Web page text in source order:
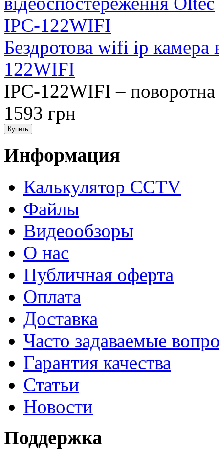
Бездротова wifi ip камера
122WIFI
IPC-122WIFI –
1593 грн
Информация
Калькулятор CCTV
Файлы
Видеообзоры
О нас
Публичная оферта
Оплата
Доставка
Часто задаваемые
Гарантия качества
Статьи
Новости
Поддержка